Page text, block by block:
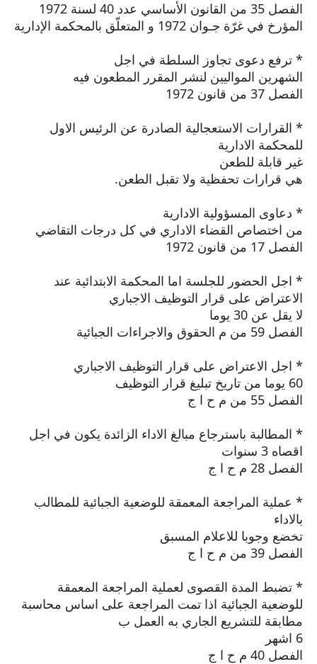
الفصل 35 من القانون الأساسي عدد 40 لسنة 1972
المؤرخ في غرّة جـوان 1972 و المتعلّق بالمحكمة الإدارية
* ترفع دعوى تجاوز السلطة في اجل
الشهرين المواليين لنشر المقرر المطعون فيه
الفصل 37 من قانون 1972
* القرارات الاستعجالية الصادرة عن الرئيس الاول
للمحكمة الادارية
غير قابلة للطعن
هي قرارات تحفظية ولا تقبل الطعن.
* دعاوى المسؤولية الادارية
من اختصاص القضاء الاداري في كل درجات التقاضي
الفصل 17 من قانون 1972
* اجل الحضور للجلسة اما المحكمة الابتدائية عند
الاعتراض على قرار التوظيف الاجباري
لا يقل عن 30 يوما
الفصل 59 من م الحقوق والاجراءات الجبائية
* اجل الاعتراض على قرار التوظيف الاجباري
60 يوما من تاريخ تبليغ قرار التوظيف
الفصل 55 من م ح ا ج
* المطالبة باسترجاع مبالغ الاداء الزائدة يكون في اجل
اقصاه 3 سنوات
الفصل 28 م ح ا ج
* عملية المراجعة المعمقة للوضعية الجبائية للمطالب
بالاداء
تخضع وجوبا للاعلام المسبق
الفصل 39 من م ح ا ج
* تضبط المدة القصوى لعملية المراجعة المعمقة
للوضعية الجبائية اذا تمت المراجعة على اساس محاسبة
مطابقة للتشريع الجاري به العمل ب
6 اشهر
الفصل 40 م ح ا ج